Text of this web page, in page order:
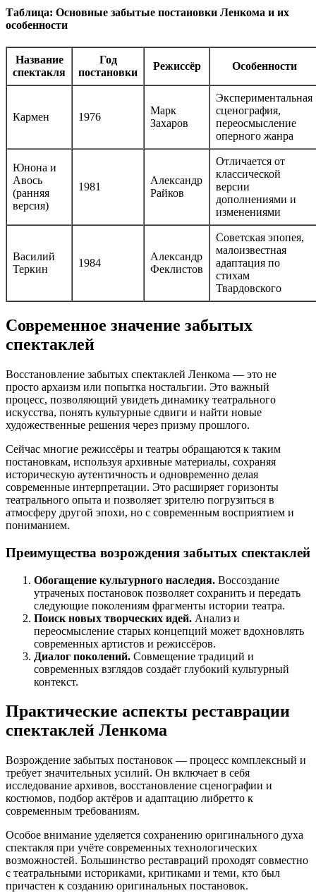
Таблица: Основные забытые постановки Ленкома и их
особенности
Название
спектакля
Год
постановки
Режиссёр Особенности
Кармен 1976
Марк
Захаров
Экспериментальная
сценография,
переосмысление
оперного жанра
Юнона и
Авось
(ранняя
версия)
1981
Александр
Райков
Отличается от
классической
версии
дополнениями и
изменениями
Василий
Теркин
1984
Александр
Феклистов
Советская эпопея,
малоизвестная
адаптация по
стихам
Твардовского
Современное значение забытых
спектаклей
Восстановление забытых спектаклей Ленкома — это не
просто архаизм или попытка ностальгии. Это важный
процесс, позволяющий увидеть динамику театрального
искусства, понять культурные сдвиги и найти новые
художественные решения через призму прошлого.
Сейчас многие режиссёры и театры обращаются к таким
постановкам, используя архивные материалы, сохраняя
историческую аутентичность и одновременно делая
современные интерпретации. Это расширяет горизонты
театрального опыта и позволяет зрителю погрузиться в
атмосферу другой эпохи, но с современным восприятием и
пониманием.
Преимущества возрождения забытых спектаклей
Обогащение культурного наследия. Воссоздание
утраченых постановок позволяет сохранить и передать
следующие поколениям фрагменты истории театра.
Поиск новых творческих идей. Анализ и
переосмысление старых концепций может вдохновлять
современных артистов и режиссёров.
Диалог поколений. Совмещение традиций и
современных взглядов создаёт глубокий культурный
контекст.
Практические аспекты реставрации
спектаклей Ленкома
Возрождение забытых постановок — процесс комплексный и
требует значительных усилий. Он включает в себя
исследование архивов, восстановление сценографии и
костюмов, подбор актёров и адаптацию либретто к
современным требованиям.
Особое внимание уделяется сохранению оригинального духа
спектакля при учёте современных технологических
возможностей. Большинство реставраций проходят совместно
с театральными историками, критиками и теми, кто был
причастен к созданию оригинальных постановок.